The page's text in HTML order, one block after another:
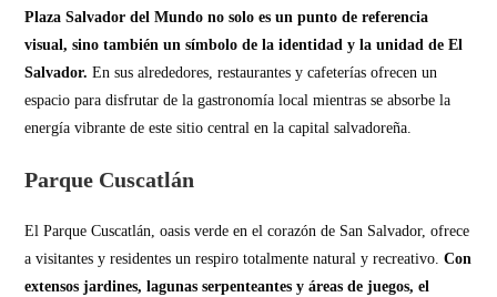
Plaza Salvador del Mundo no solo es un punto de referencia
visual, sino también un símbolo de la identidad y la unidad de El
Salvador.En sus alrededores, restaurantes y cafeterías ofrecen un
espacio para disfrutar de la gastronomía local mientras se absorbe la
energía vibrante de este sitio central en la capital salvadoreña.
Parque Cuscatlán
El Parque Cuscatlán, oasis verde en el corazón de San Salvador, ofrece
a visitantes y residentes un respiro totalmente natural y recreativo. Con
extensos jardines, lagunas serpenteantes y áreas de juegos, el